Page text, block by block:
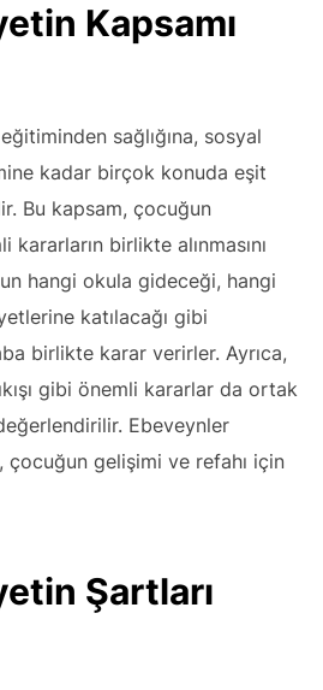
Kapsamı
sağlığına, sosyal
kadar birçok konuda eşit
Bu kapsam, çocuğun
birlikte alınmasını
hangi okula gideceği, hangi
katılacağı gibi
birlikte karar verirler. Ayrıca,
gibi önemli kararlar da ortak
Ebeveynler
çocuğun gelişimi ve refahı için
Şartları